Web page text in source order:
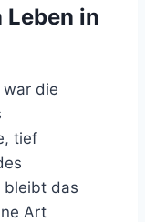
Leben in
die
tief
bleibt das
Art